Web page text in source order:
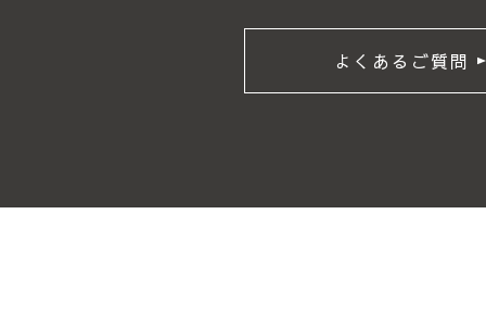
よくあるご質問